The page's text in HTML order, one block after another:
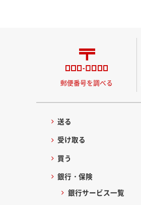
郵便番号を調べる
送る
受け取る
買う
銀行・保険
銀行サービス一覧